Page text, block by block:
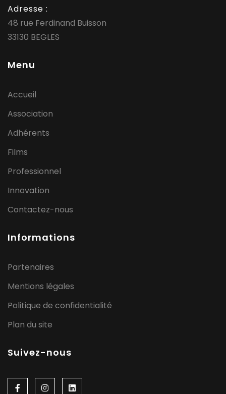
Adresse :
48 rue Ferdinand Buisson
33130 BEGLES
Menu
Accueil
Association
Adhérents
Films
Professionnel
Innovation
Contactez-nous
Informations
Partenaires
Mentions légales
Politique de confidentialité
Plan du site
Suivez-nous